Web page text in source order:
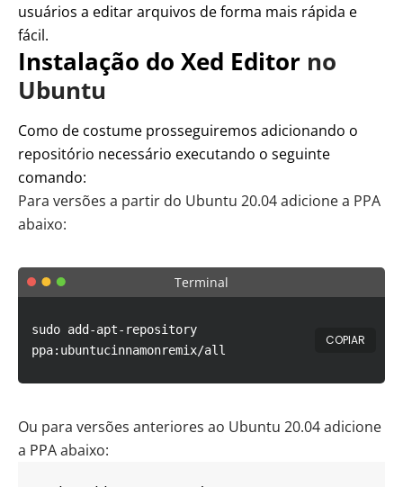
usuários a editar arquivos de forma mais rápida e
fácil.
Instalação do Xed Editor no
Ubuntu
Como de costume prosseguiremos adicionando o
repositório necessário executando o seguinte
comando:
Para versões a partir do Ubuntu 20.04 adicione a PPA
abaixo:
Terminal
sudo add-apt-repository
ppa:ubuntucinnamonremix/all
COPIAR
Ou para versões anteriores ao Ubuntu 20.04 adicione
a PPA abaixo: